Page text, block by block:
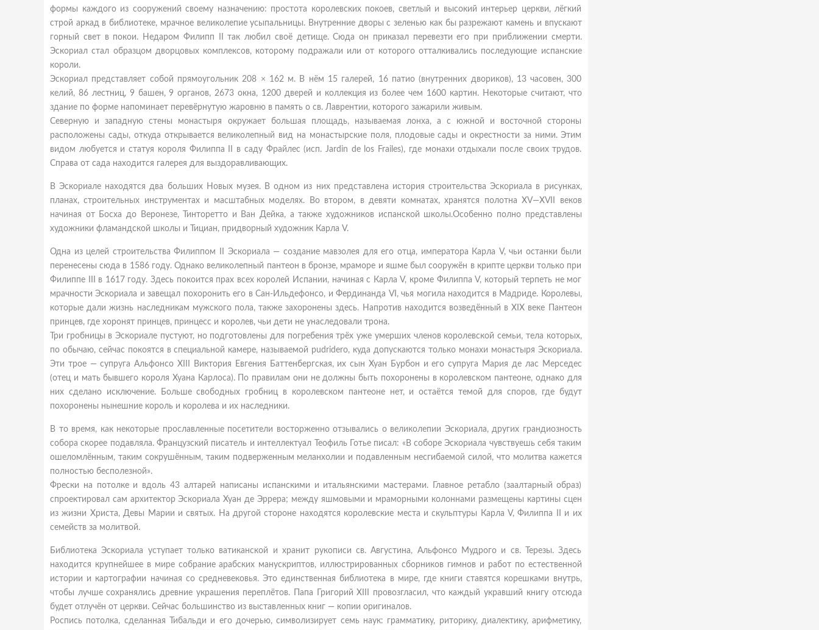
формы каждого из сооружений своему назначению: простота королевских покоев, светлый и высокий интерьер церкви, лёгкий
строй аркад в библиотеке, мрачное великолепие усыпальницы. Внутренние дворы с зеленью как бы разрежают камень и впускают
горный свет в покои. Недаром Филипп II так любил своё детище. Сюда он приказал перевезти его при приближении смерти.
Эскориал стал образцом дворцовых комплексов, которому подражали или от которого отталкивались последующие испанские
короли.
Эскориал представляет собой прямоугольник 208 × 162 м. В нём 15 галерей, 16 патио (внутренних двориков), 13 часовен, 300
келий, 86 лестниц, 9 башен, 9 органов, 2673 окна, 1200 дверей и коллекция из более чем 1600 картин. Некоторые считают, что
здание по форме напоминает перевёрнутую жаровню в память о св. Лаврентии, которого зажарили живым.
Северную и западную стены монастыря окружает большая площадь, называемая лонха, а с южной и восточной стороны
расположены сады, откуда открывается великолепный вид на монастырские поля, плодовые сады и окрестности за ними. Этим
видом любуется и статуя короля Филиппа II в саду Фрайлес (исп. Jardin de los Frailes), где монахи отдыхали после своих трудов.
Справа от сада находится галерея для выздоравливающих.
В Эскориале находятся два больших Новых музея. В одном из них представлена история строительства Эскориала в рисунках,
планах, строительных инструментах и масштабных моделях. Во втором, в девяти комнатах, хранятся полотна XV—XVII веков
начиная от Босха до Веронезе, Тинторетто и Ван Дейка, а также художников испанской школы.Особенно полно представлены
художники фламандской школы и Тициан, придворный художник Карла V.
Одна из целей строительства Филиппом II Эскориала — создание мавзолея для его отца, императора Карла V, чьи останки были
перенесены сюда в 1586 году. Однако великолепный пантеон в бронзе, мраморе и яшме был сооружён в крипте церкви только при
Филиппе III в 1617 году. Здесь покоится прах всех королей Испании, начиная с Карла V, кроме Филиппа V, который терпеть не мог
мрачности Эскориала и завещал похоронить его в Сан-Ильдефонсо, и Фердинанда VI, чья могила находится в Мадриде. Королевы,
которые дали жизнь наследникам мужского пола, также захоронены здесь. Напротив находится возведённый в XIX веке Пантеон
принцев, где хоронят принцев, принцесс и королев, чьи дети не унаследовали трона.
Три гробницы в Эскориале пустуют, но подготовлены для погребения трёх уже умерших членов королевской семьи, тела которых,
по обычаю, сейчас покоятся в специальной камере, называемой pudridero, куда допускаются только монахи монастыря Эскориала.
Эти трое — супруга Альфонсо XIII Виктория Евгения Баттенбергская, их сын Хуан Бурбон и его супруга Мария де лас Мерседес
(отец и мать бывшего короля Хуана Карлоса). По правилам они не должны быть похоронены в королевском пантеоне, однако для
них сделано исключение. Больше свободных гробниц в королевском пантеоне нет, и остаётся темой для споров, где будут
похоронены нынешние король и королева и их наследники.
В то время, как некоторые прославленные посетители восторженно отзывались о великолепии Эскориала, других грандиозность
собора скорее подавляла. Французский писатель и интеллектуал Теофиль Готье писал: «В соборе Эскориала чувствуешь себя таким
ошеломлённым, таким сокрушённым, таким подверженным меланхолии и подавленным несгибаемой силой, что молитва кажется
полностью бесполезной».
Фрески на потолке и вдоль 43 алтарей написаны испанскими и итальянскими мастерами. Главное ретабло (заалтарный образ)
спроектировал сам архитектор Эскориала Хуан де Эррера; между яшмовыми и мраморными колоннами размещены картины сцен
из жизни Христа, Девы Марии и святых. На другой стороне находятся королевские места и скульптуры Карла V, Филиппа II и их
семейств за молитвой.
Библиотека Эскориала уступает только ватиканской и хранит рукописи св. Августина, Альфонсо Мудрого и св. Терезы. Здесь
находится крупнейшее в мире собрание арабских манускриптов, иллюстрированных сборников гимнов и работ по естественной
истории и картографии начиная со средневековья. Это единственная библиотека в мире, где книги ставятся корешками внутрь,
чтобы лучше сохранялись древние украшения переплётов. Папа Григорий XIII провозгласил, что каждый укравший книгу отсюда
будет отлучён от церкви. Сейчас большинство из выставленных книг — копии оригиналов.
Роспись потолка, сделанная Тибальди и его дочерью, символизирует семь наук: грамматику, риторику, диалектику, арифметику,